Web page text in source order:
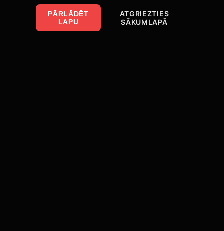
PĀRLĀDĒT
LAPU
ATGRIEZTIES
SĀKUMLAPĀ